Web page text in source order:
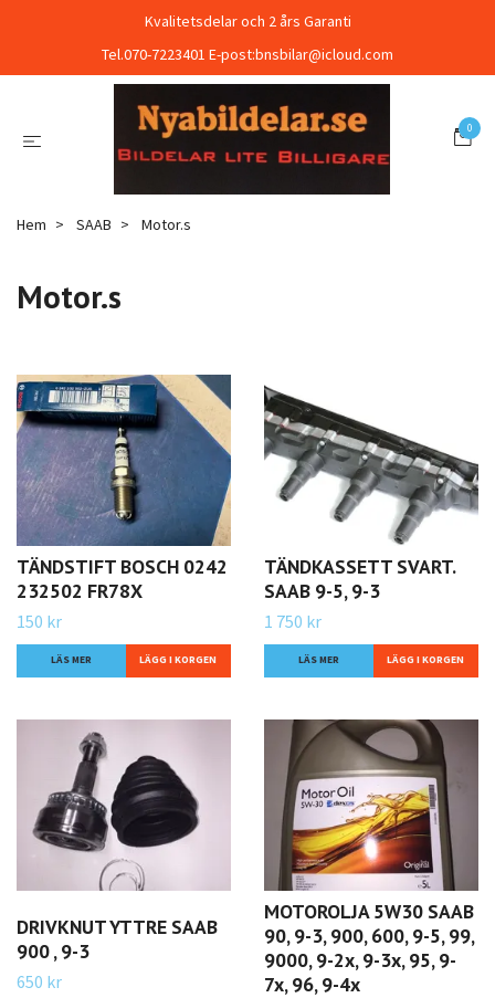
Kvalitetsdelar och 2 års Garanti
Tel.070-7223401 E-post:bnsbilar@icloud.com
0
Hem SAAB Motor.s
Motor.s
TÄNDSTIFT BOSCH 0242
232502 FR78X
150 kr
LÄS MER
TÄNDKASSETT SVART.
SAAB 9-5, 9-3
1 750 kr
LÄS MER
DRIVKNUT YTTRE SAAB
900 , 9-3
650 kr
MOTOROLJA 5W30 SAAB
90, 9-3, 900, 600, 9-5, 99,
9000, 9-2x, 9-3x, 95, 9-
7x, 96, 9-4x